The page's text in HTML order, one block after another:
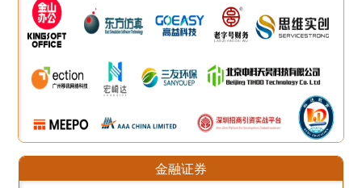
金融证券